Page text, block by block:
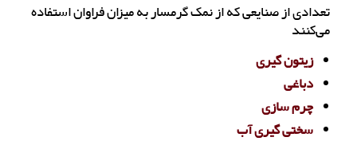
تعدادی از صنایعی که از نمک گرمسار به میزان فراوان استفاده
می‌کنند
زیتون گیری
دباغی
چرم سازی
سختی گیری آب